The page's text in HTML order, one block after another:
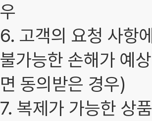
우
6. 고객의 요청 사항
불가능한 손해가 예
면 동의받은 경우)
7. 복제가 가능한 상